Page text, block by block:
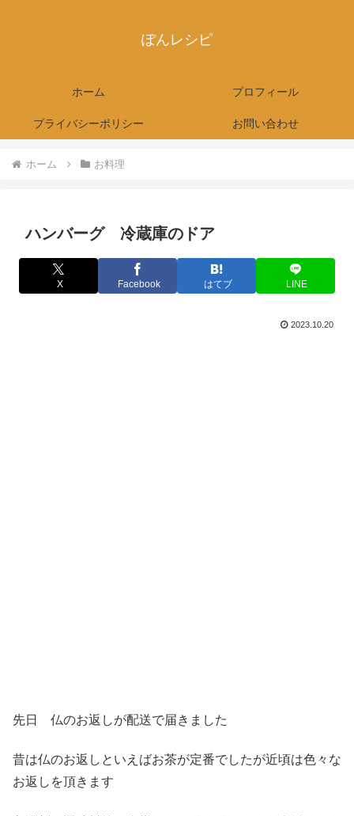
ぽんレシピ
ホーム プロフィール
プライバシーポリシー お問い合わせ
ホーム お料理
ハンバーグ 冷蔵庫のドア
X Facebook はてブ LINE
2023.10.20
先日 仏のお返しが配送で届きました
昔は仏のお返しといえばお茶が定番でしたが近頃は色々な
お返しを頂きます